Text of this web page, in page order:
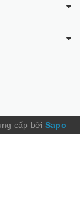
cấp bởi Sapo